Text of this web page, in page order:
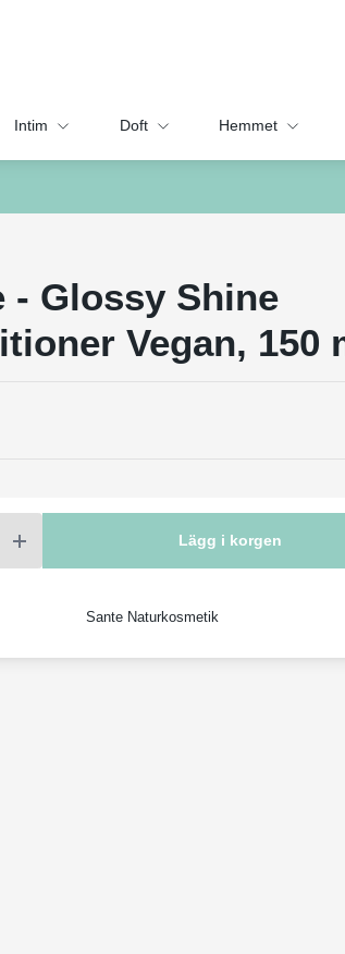
Intim Doft Hemmet
- Glossy Shine
Vegan, 150
Lägg i korgen
Sante Naturkosmetik